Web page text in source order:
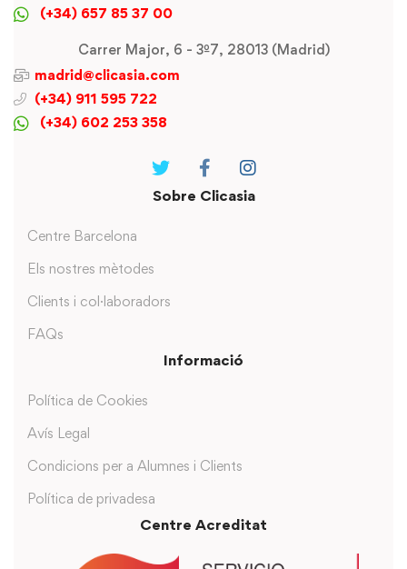
(+34) 657 85 37 00
Carrer Major, 6 - 3º7, 28013 (Madrid)
madrid@clicasia.com
(+34) 911 595 722
(+34) 602 253 358
Sobre Clicasia
Centre Barcelona
Els nostres mètodes
Clients i col·laboradors
FAQs
Informació
Política de Cookies
Avís Legal
Condicions per a Alumnes i Clients
Política de privadesa
Centre Acreditat